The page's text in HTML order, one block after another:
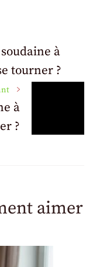
à
tourner ?
à
?
aimer